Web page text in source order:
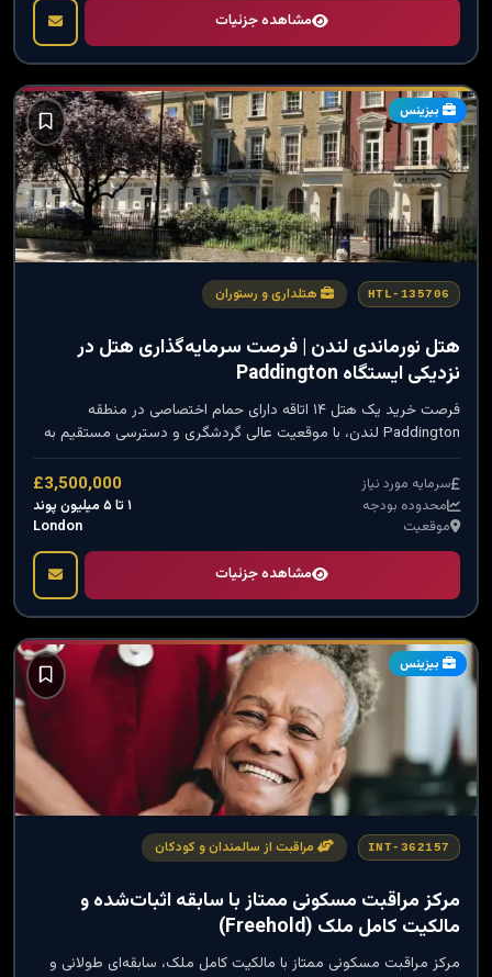
مشاهده جزئیات
بیزینس
HTL-135706 هتلداری و رستوران
هتل نورماندی لندن | فرصت سرمایه‌گذاری هتل در
نزدیکی ایستگاه Paddington
فرصت خرید یک هتل ۱۴ اتاقه دارای حمام اختصاصی در منطقه
Paddington لندن، با موقعیت عالی گردشگری و دسترسی مستقیم به
ایستگاه قطار و خطوط مترو، مناسب سرمایه‌گذاران حوزه هتل و
اقامتگاه.
سرمایه مورد نیاز £3,500,000
محدوده بودجه
۱ تا ۵ میلیون پوند
موقعیت
London
مشاهده جزئیات
بیزینس
INT-362157 مراقبت از سالمندان و کودکان
مرکز مراقبت مسکونی ممتاز با سابقه اثبات‌شده و
مالکیت کامل ملک (Freehold)
مرکز مراقبت مسکونی ممتاز با مالکیت کامل ملک، سابقه‌ای طولانی و